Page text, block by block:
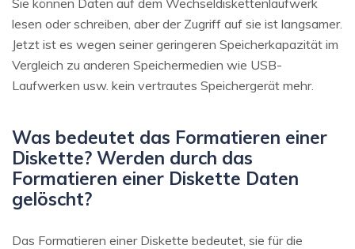
lesen oder schreiben, aber der Zugriff auf sie ist langsamer.
Jetzt ist es wegen seiner geringeren Speicherkapazität im
Vergleich zu anderen Speichermedien wie USB-
Laufwerken usw. kein vertrautes Speichergerät mehr.
Was bedeutet das Formatieren einer
Diskette? Werden durch das
Formatieren einer Diskette Daten
gelöscht?
Das Formatieren einer Diskette bedeutet, sie für die